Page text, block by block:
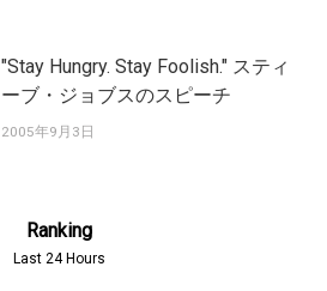
"Stay Hungry. Stay Foolish." スティ
ーブ・ジョブスのスピーチ
2005年9月3日
Ranking
Last 24 Hours